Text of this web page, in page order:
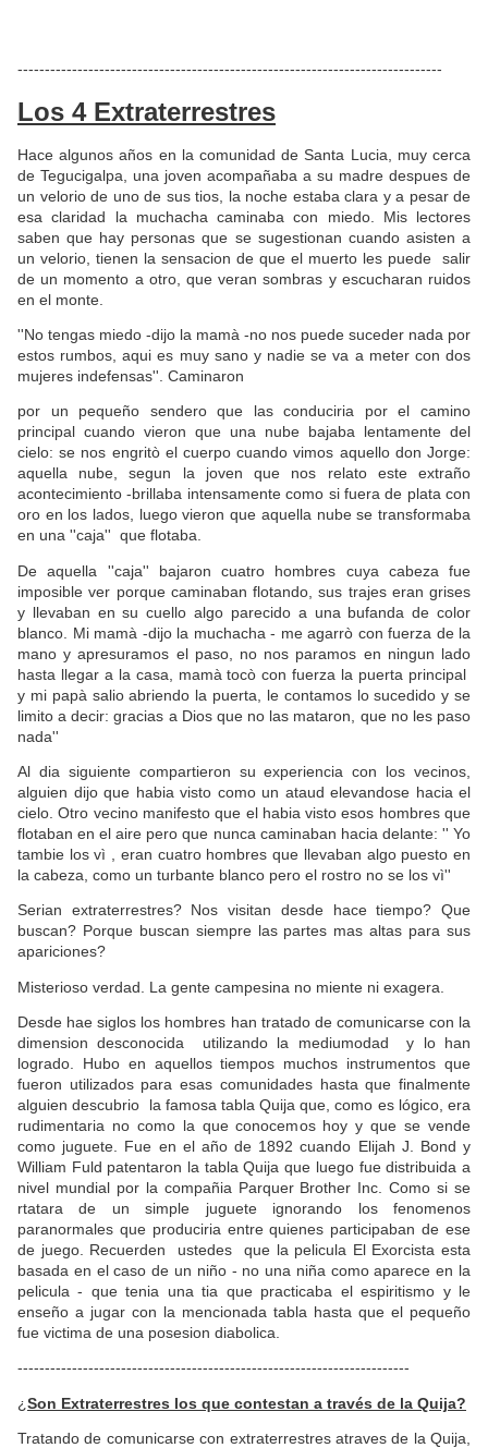
------------------------------------------------------------------------------
Los 4 Extraterrestres
Hace algunos años en la comunidad de Santa Lucia, muy cerca
de Tegucigalpa, una joven acompañaba a su madre despues de
un velorio de uno de sus tios, la noche estaba clara y a pesar de
esa claridad la muchacha caminaba con miedo. Mis lectores
saben que hay personas que se sugestionan cuando asisten a
un velorio, tienen la sensacion de que el muerto les puede salir
de un momento a otro, que veran sombras y escucharan ruidos
en el monte.
''No tengas miedo -dijo la mamà -no nos puede suceder nada por
estos rumbos, aqui es muy sano y nadie se va a meter con dos
mujeres indefensas''. Caminaron
por un pequeño sendero que las conduciria por el camino
principal cuando vieron que una nube bajaba lentamente del
cielo: se nos engritò el cuerpo cuando vimos aquello don Jorge:
aquella nube, segun la joven que nos relato este extraño
acontecimiento -brillaba intensamente como si fuera de plata con
oro en los lados, luego vieron que aquella nube se transformaba
en una ''caja'' que flotaba.
De aquella ''caja'' bajaron cuatro hombres cuya cabeza fue
imposible ver porque caminaban flotando, sus trajes eran grises
y llevaban en su cuello algo parecido a una bufanda de color
blanco. Mi mamà -dijo la muchacha - me agarrò con fuerza de la
mano y apresuramos el paso, no nos paramos en ningun lado
hasta llegar a la casa, mamà tocò con fuerza la puerta principal
y mi papà salio abriendo la puerta, le contamos lo sucedido y se
limito a decir: gracias a Dios que no las mataron, que no les paso
nada''
Al dia siguiente compartieron su experiencia con los vecinos,
alguien dijo que habia visto como un ataud elevandose hacia el
cielo. Otro vecino manifesto que el habia visto esos hombres que
flotaban en el aire pero que nunca caminaban hacia delante: '' Yo
tambie los vì , eran cuatro hombres que llevaban algo puesto en
la cabeza, como un turbante blanco pero el rostro no se los vì''
Serian extraterrestres? Nos visitan desde hace tiempo? Que
buscan? Porque buscan siempre las partes mas altas para sus
apariciones?
Misterioso verdad. La gente campesina no miente ni exagera.
Desde hae siglos los hombres han tratado de comunicarse con la
dimension desconocida utilizando la mediumodad y lo han
logrado. Hubo en aquellos tiempos muchos instrumentos que
fueron utilizados para esas comunidades hasta que finalmente
alguien descubrio la famosa tabla Quija que, como es lógico, era
rudimentaria no como la que conocemos hoy y que se vende
como juguete. Fue en el año de 1892 cuando Elijah J. Bond y
William Fuld patentaron la tabla Quija que luego fue distribuida a
nivel mundial por la compañia Parquer Brother Inc. Como si se
rtatara de un simple juguete ignorando los fenomenos
paranormales que produciria entre quienes participaban de ese
de juego. Recuerden ustedes que la pelicula El Exorcista esta
basada en el caso de un niño - no una niña como aparece en la
pelicula - que tenia una tia que practicaba el espiritismo y le
enseño a jugar con la mencionada tabla hasta que el pequeño
fue victima de una posesion diabolica.
------------------------------------------------------------------------
¿Son Extraterrestres los que contestan a través de la Quija?
Tratando de comunicarse con extraterrestres atraves de la Quija,